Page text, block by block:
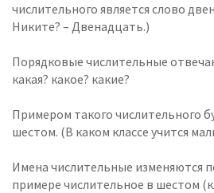
числительного является слово
Никите? – Двенадцать.)
Порядковые числительные
какая? какое? какие?
Примером такого числительного
шестом. (В каком классе учится
Имена числительные изменяются
примере числительное в шестом